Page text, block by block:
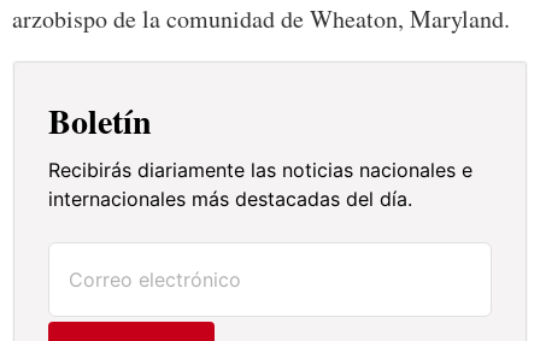
arzobispo de la comunidad de Wheaton, Maryland.
Boletín
Recibirás diariamente las noticias nacionales e
internacionales más destacadas del día.